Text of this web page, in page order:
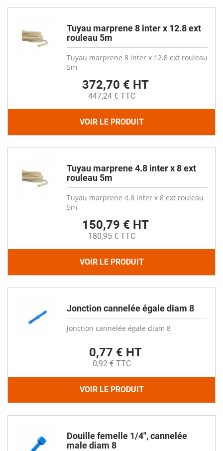
Tuyau marprene 8 inter x 12.8 ext
rouleau 5m
Tuyau marprene 8 inter x 12.8 ext rouleau
5m
372,70 € HT
447,24 € TTC
VOIR LE PRODUIT
Tuyau marprene 4.8 inter x 8 ext
rouleau 5m
Tuyau marprene 4.8 inter x 8 ext rouleau
5m
150,79 € HT
180,95 € TTC
VOIR LE PRODUIT
Jonction cannelée égale diam 8
Jonction cannelée égale diam 8
0,77 € HT
0,92 € TTC
VOIR LE PRODUIT
Douille femelle 1/4'', cannelée
male diam 8